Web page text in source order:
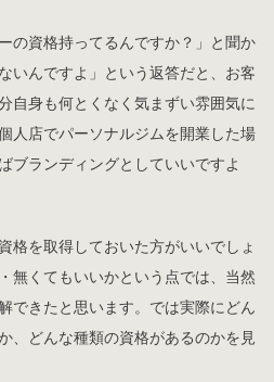
の資格持ってるんですか？」と聞か
いんですよ」という返答だと、お客
自身も何とくなく気まずい雰囲気に
人店でパーソナルジムを開業した場
ブランディングとしていいですよ
格を取得しておいた方がいいでしょ
無くてもいいかという点では、当然
できたと思います。では実際にどん
、どんな種類の資格があるのかを見